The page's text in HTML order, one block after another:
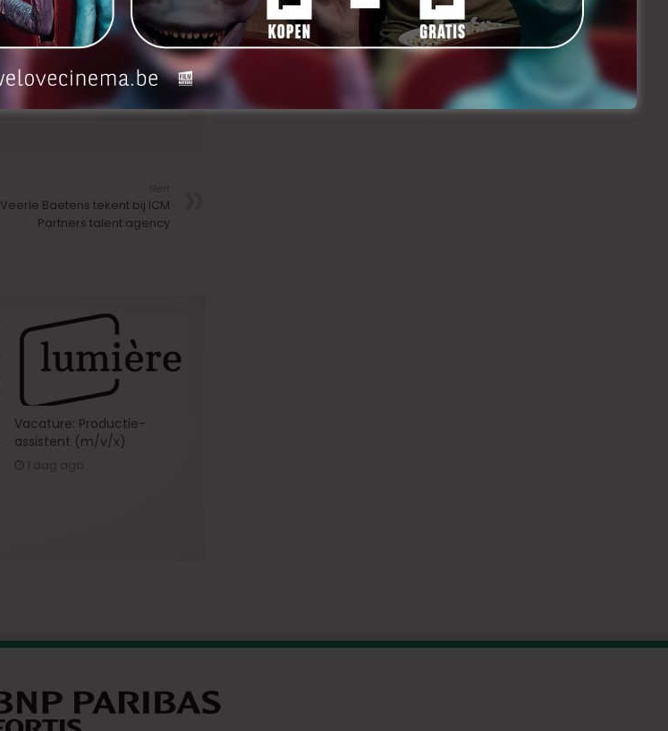
Veerle Baetens tekent bij ICM
Partners talent agency
Vacature: Productie-
assistent (m/v/x)
1 dag ago